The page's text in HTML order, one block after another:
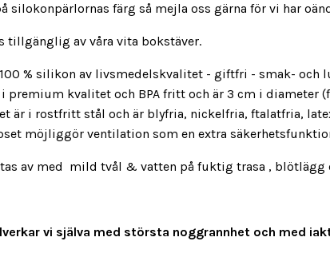
silokonpärlornas färg så mejla oss gärna för vi har
tillgänglig av våra vita bokstäver.
% silikon av livsmedelskvalitet - giftfri - smak- och
premium kvalitet och BPA fritt och är 3 cm i diameter
är i rostfritt stål och är blyfria, nickelfria, ftalatfria,
möjliggör ventilation som en extra
med mild tvål & vatten på fuktig trasa , blötlägg
vi själva med största noggrannhet och med